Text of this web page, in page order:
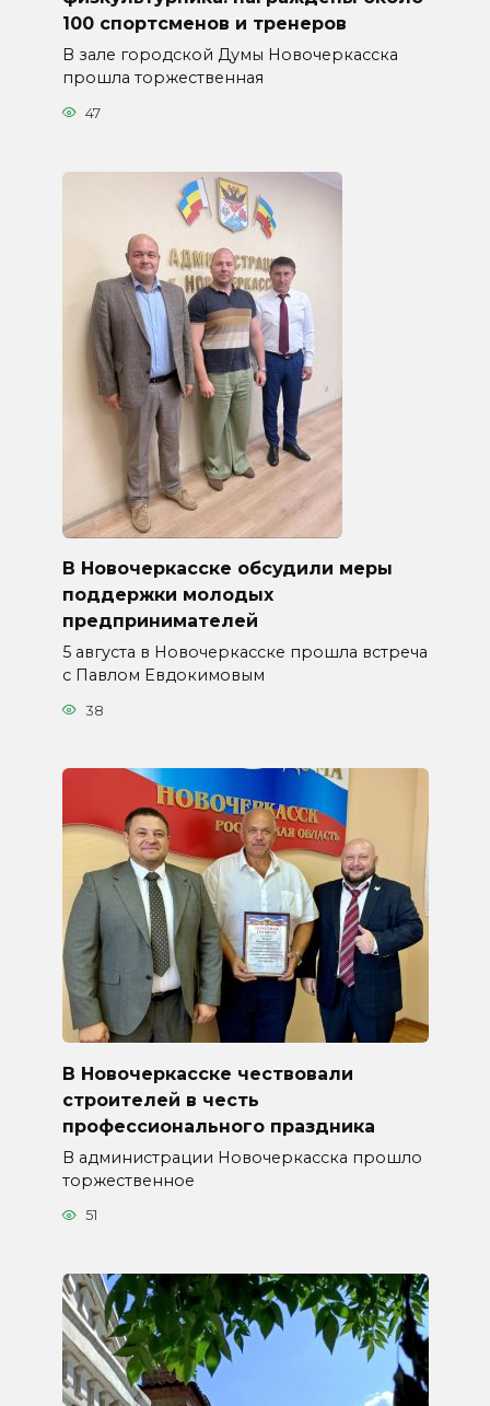
100 спортсменов и тренеров
В зале городской Думы Новочеркасска
прошла торжественная
47
В Новочеркасске обсудили меры
поддержки молодых
предпринимателей
5 августа в Новочеркасске прошла встреча
с Павлом Евдокимовым
38
В Новочеркасске чествовали
строителей в честь
профессионального праздника
В администрации Новочеркасска прошло
торжественное
51